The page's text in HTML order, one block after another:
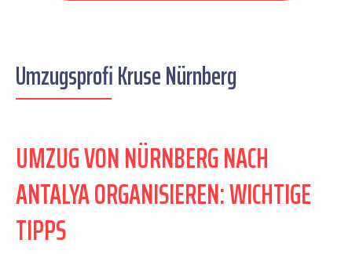
Umzugsprofi Kruse Nürnberg
UMZUG VON NÜRNBERG NACH
ANTALYA ORGANISIEREN: WICHTIGE
TIPPS